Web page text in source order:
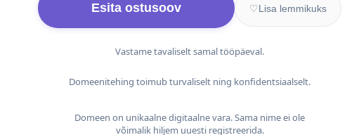
Esita ostusoov ♡Lisa lemmikuks
Vastame tavaliselt samal tööpäeval.
Domeenitehing toimub turvaliselt ning konfidentsiaalselt.
Domeen on unikaalne digitaalne vara. Sama nime ei ole
võimalik hiljem uuesti registreerida.